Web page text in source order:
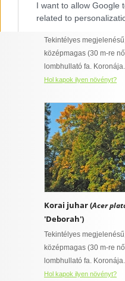
I want to allow Google
related to
I want to allow Google
related to security,
functionality and fraud
user protection.
CONFIRM
Data Deletion
Korai juhar ( Acer
'Columnare')
Tekintélyes
középmagas (30 m-re
lombhullató fa.
Hol kapok ilyen növényt?
Korai juhar (Acer
'Deborah')
Tekintélyes
középmagas (30 m-re
lombhullató fa.
Hol kapok ilyen növényt?